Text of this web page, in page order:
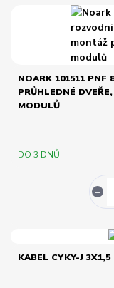
NOARK 101511 PNF
PRŮHLEDNÉ
MODULŮ
DO 3 DNŮ
KABEL CYKY-J 3X1,5